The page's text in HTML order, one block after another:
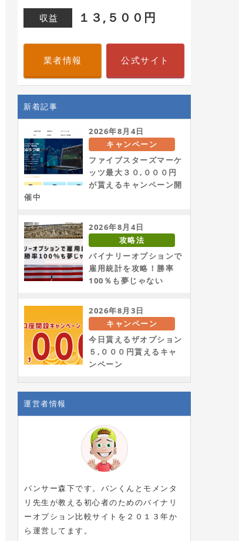
収益 １３,５００円
業者情報 公式サイト
新着記事
2026年8月4日
キャンペーン
ファイブスターズマーケ
ッツ最大３０,０００円
が貰えるキャンペーン開
催中
2026年8月4日
攻略法
バイナリーオプションで
雇用統計を攻略！勝率
100％も夢じゃない
2026年8月3日
キャンペーン
今日貰えるザオプション
５,０００円貰えるキャ
ンペーン
運営者情報
パンサー森下です。パンくんとモメンタ
リ先生が教える初心者のためのバイナリ
ーオプション比較サイトを２０１３年か
ら運営してます。